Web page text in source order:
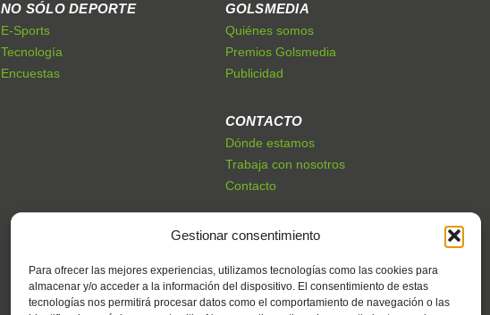
Gestionar consentimiento
Para ofrecer las mejores experiencias, utilizamos tecnologías como las cookies para
almacenar y/o acceder a la información del dispositivo. El consentimiento de estas
tecnologías nos permitirá procesar datos como el comportamiento de navegación o las
NO SÓLO DEPORTE
E-Sports
Tecnología
Encuestas
GOLSMEDIA
Quiénes somos
Premios Golsmedia
Publicidad
CONTACTO
Dónde estamos
Trabaja con nosotros
Contacto